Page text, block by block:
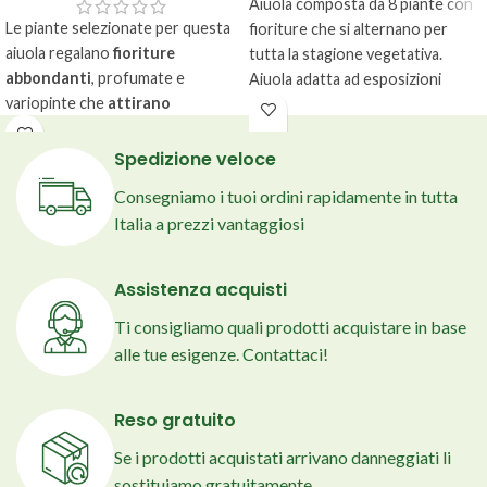
Le piante selezionate per questa
aiuola regalano fioriture
abbondanti, profumate e
variopinte che attirano
numerose farfalle durante la
primavera e l’estate, creando un
insieme che unisce fascino,
colore e biodiversità; la quantità
fornita è ideale per realizzare
soleggiate.
Piante abbinate
con cura ed
esperienza, pronte
Guida praticacon
progetto di massima
e distanze d’impianto
fioriture che si alternano per
tutta la stagione vegetativa.
Aiuola adatta ad esposizioni
soleggiate. Ricevi una guida alla
realizzazione e il telo pacciamante
con picchetti.
Spedizione veloce
Consegniamo i tuoi ordini rapidamente in tutta
Italia a prezzi vantaggiosi
Assistenza acquisti
Ti consigliamo quali prodotti acquistare in base
alle tue esigenze. Contattaci!
Reso gratuito
Se i prodotti acquistati arrivano danneggiati li